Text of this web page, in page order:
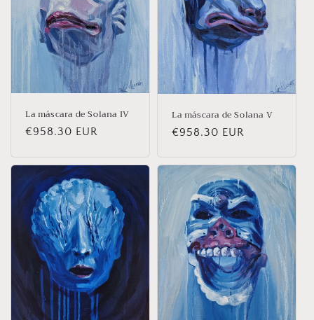
La máscara de Solana IV
Prix
€958.30 EUR
La máscara de Solana V
Prix
€958.30 EUR